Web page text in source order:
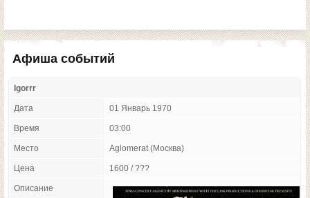
Афиша событий
Igorrr
Дата 01 Январь 1970
Время 03:00
Место Aglomerat (Москва)
Цена 1600 / ???
Описание